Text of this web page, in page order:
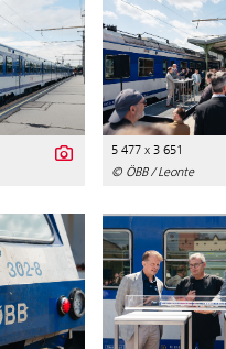
5 477 x 3 651
© ÖBB / Leonte